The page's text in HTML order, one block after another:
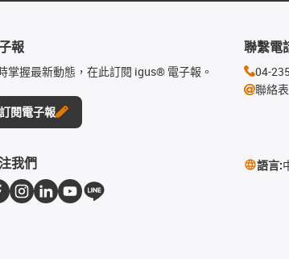
報
掌握最新動態，在此訂閱 igus® 電子報。
訂閱電子報
聯繫電
04-
聯絡
我們 語言: